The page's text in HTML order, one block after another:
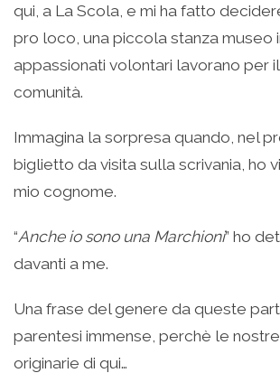
qui, a La Scola, e mi ha fatto
pro loco, una piccola stanza museo
appassionati volontari lavorano per
comunità.
Immagina la sorpresa quando, nel
biglietto da visita sulla scrivania, ho
mio cognome.
“Anche io sono una Marchioni” ho
davanti a me.
Una frase del genere da queste
parentesi immense, perchè le
originarie di qui…